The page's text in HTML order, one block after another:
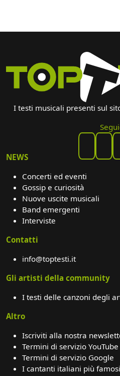
I testi musicali presenti sul
NEWS
Concerti ed eventi
Gossip e curiosità
Nuove uscite musicali
Band emergenti
Interviste
Contatti
info@toptesti.it
Gli artisti della community
I testi delle canzoni degli
Altro
Iscriviti alla nostra
Termini di servizio YouTube
Termini di servizio Google
I cantanti italiani più famosi